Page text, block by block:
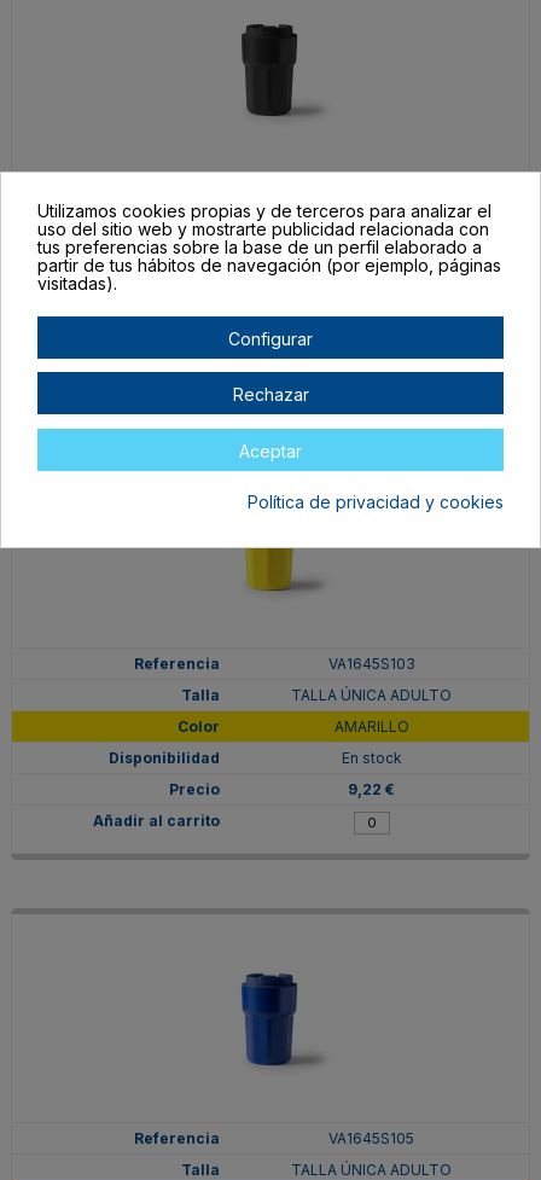
TALLA ÚNICA ADULTO
NEGRO
9,22 €
VA1645S103
TALLA ÚNICA ADULTO
AMARILLO
En stock
9,22 €
VA1645S105
TALLA ÚNICA ADULTO
Utilizamos cookies propias y de terceros para analizar el
uso del sitio web y mostrarte publicidad relacionada con
tus preferencias sobre la base de un perfil elaborado a
partir de tus hábitos de navegación (por ejemplo, páginas
visitadas).
Configurar
Rechazar
Aceptar
Política de privacidad y cookies